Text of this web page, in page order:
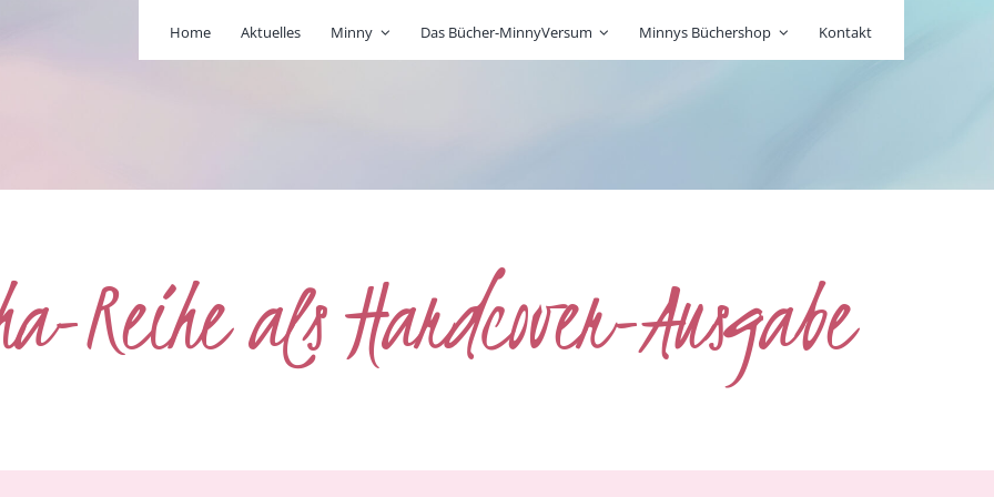
Home Aktuelles Minny Das Bücher-MinnyVersum Minnys Büchershop Kontakt
Reihe als Hardcover-Ausgabe